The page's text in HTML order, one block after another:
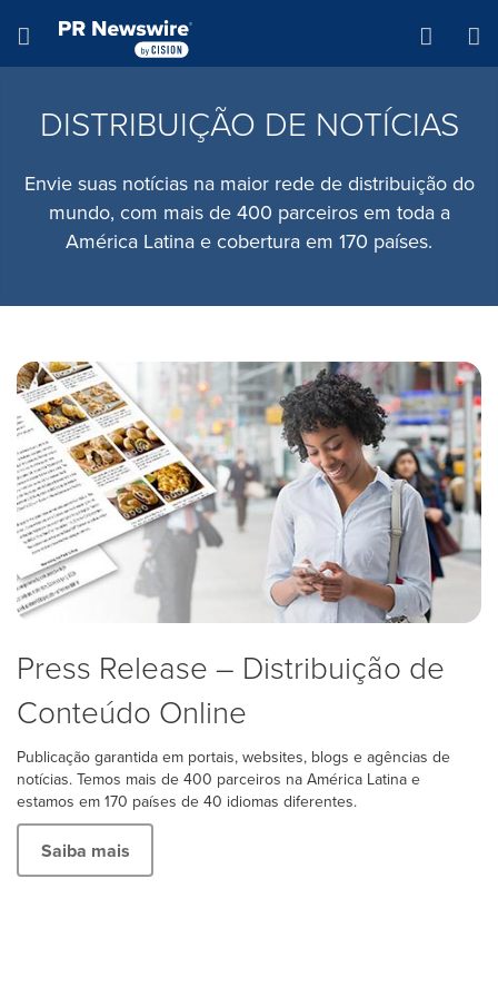
Hamburger menu
DISTRIBUIÇÃO DE NOTÍCIAS
Envie suas notícias na maior rede de distribuição do
mundo, com mais de 400 parceiros em toda a
América Latina e cobertura em 170 países.
Press Release – Distribuição de
Conteúdo Online
Publicação garantida em portais, websites, blogs e agências de
notícias. Temos mais de 400 parceiros na América Latina e
estamos em 170 países de 40 idiomas diferentes.
Saiba mais